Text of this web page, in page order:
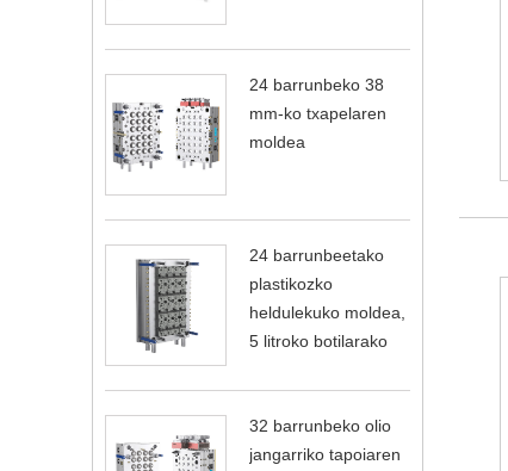
24 barrunbeko 38
mm-ko txapelaren
moldea
24 barrunbeetako
plastikozko
heldulekuko moldea,
5 litroko botilarako
32 barrunbeko olio
jangarriko tapoiaren